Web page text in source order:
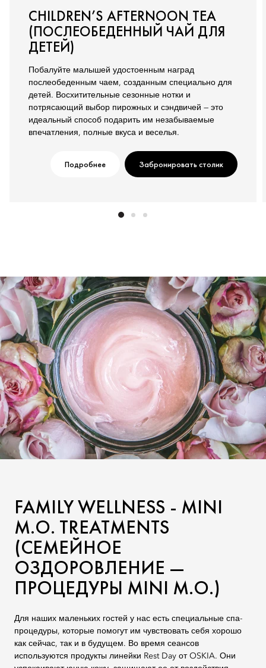
CHILDREN’S AFTERNOON TEA
(ПОСЛЕОБЕДЕННЫЙ ЧАЙ ДЛЯ
ДЕТЕЙ)
Побалуйте малышей удостоенным наград
послеобеденным чаем, созданным специально для
детей. Восхитительные сезонные нотки и
потрясающий выбор пирожных и сэндвичей — это
идеальный способ подарить им незабываемые
впечатления, полные вкуса и веселья.
Подробнее Забронировать столик
FAMILY WELLNESS - MINI
M.O. TREATMENTS
(СЕМЕЙНОЕ
ОЗДОРОВЛЕНИЕ —
ПРОЦЕДУРЫ MINI M.O.)
Для наших маленьких гостей у нас есть специальные спа-
процедуры, которые помогут им чувствовать себя хорошо
как сейчас, так и в будущем. Во время сеансов
используются продукты линейки Rest Day от OSKIA. Они